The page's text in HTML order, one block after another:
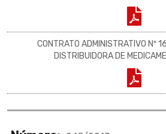
CONTRATO ADMINISTRATIVO Nº
DISTRIBUIDORA DE